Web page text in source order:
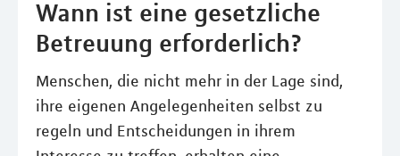
Wann ist eine gesetzliche
Betreuung erforderlich?
Menschen, die nicht mehr in der Lage sind,
ihre eigenen Angelegenheiten selbst zu
regeln und Entscheidungen in ihrem